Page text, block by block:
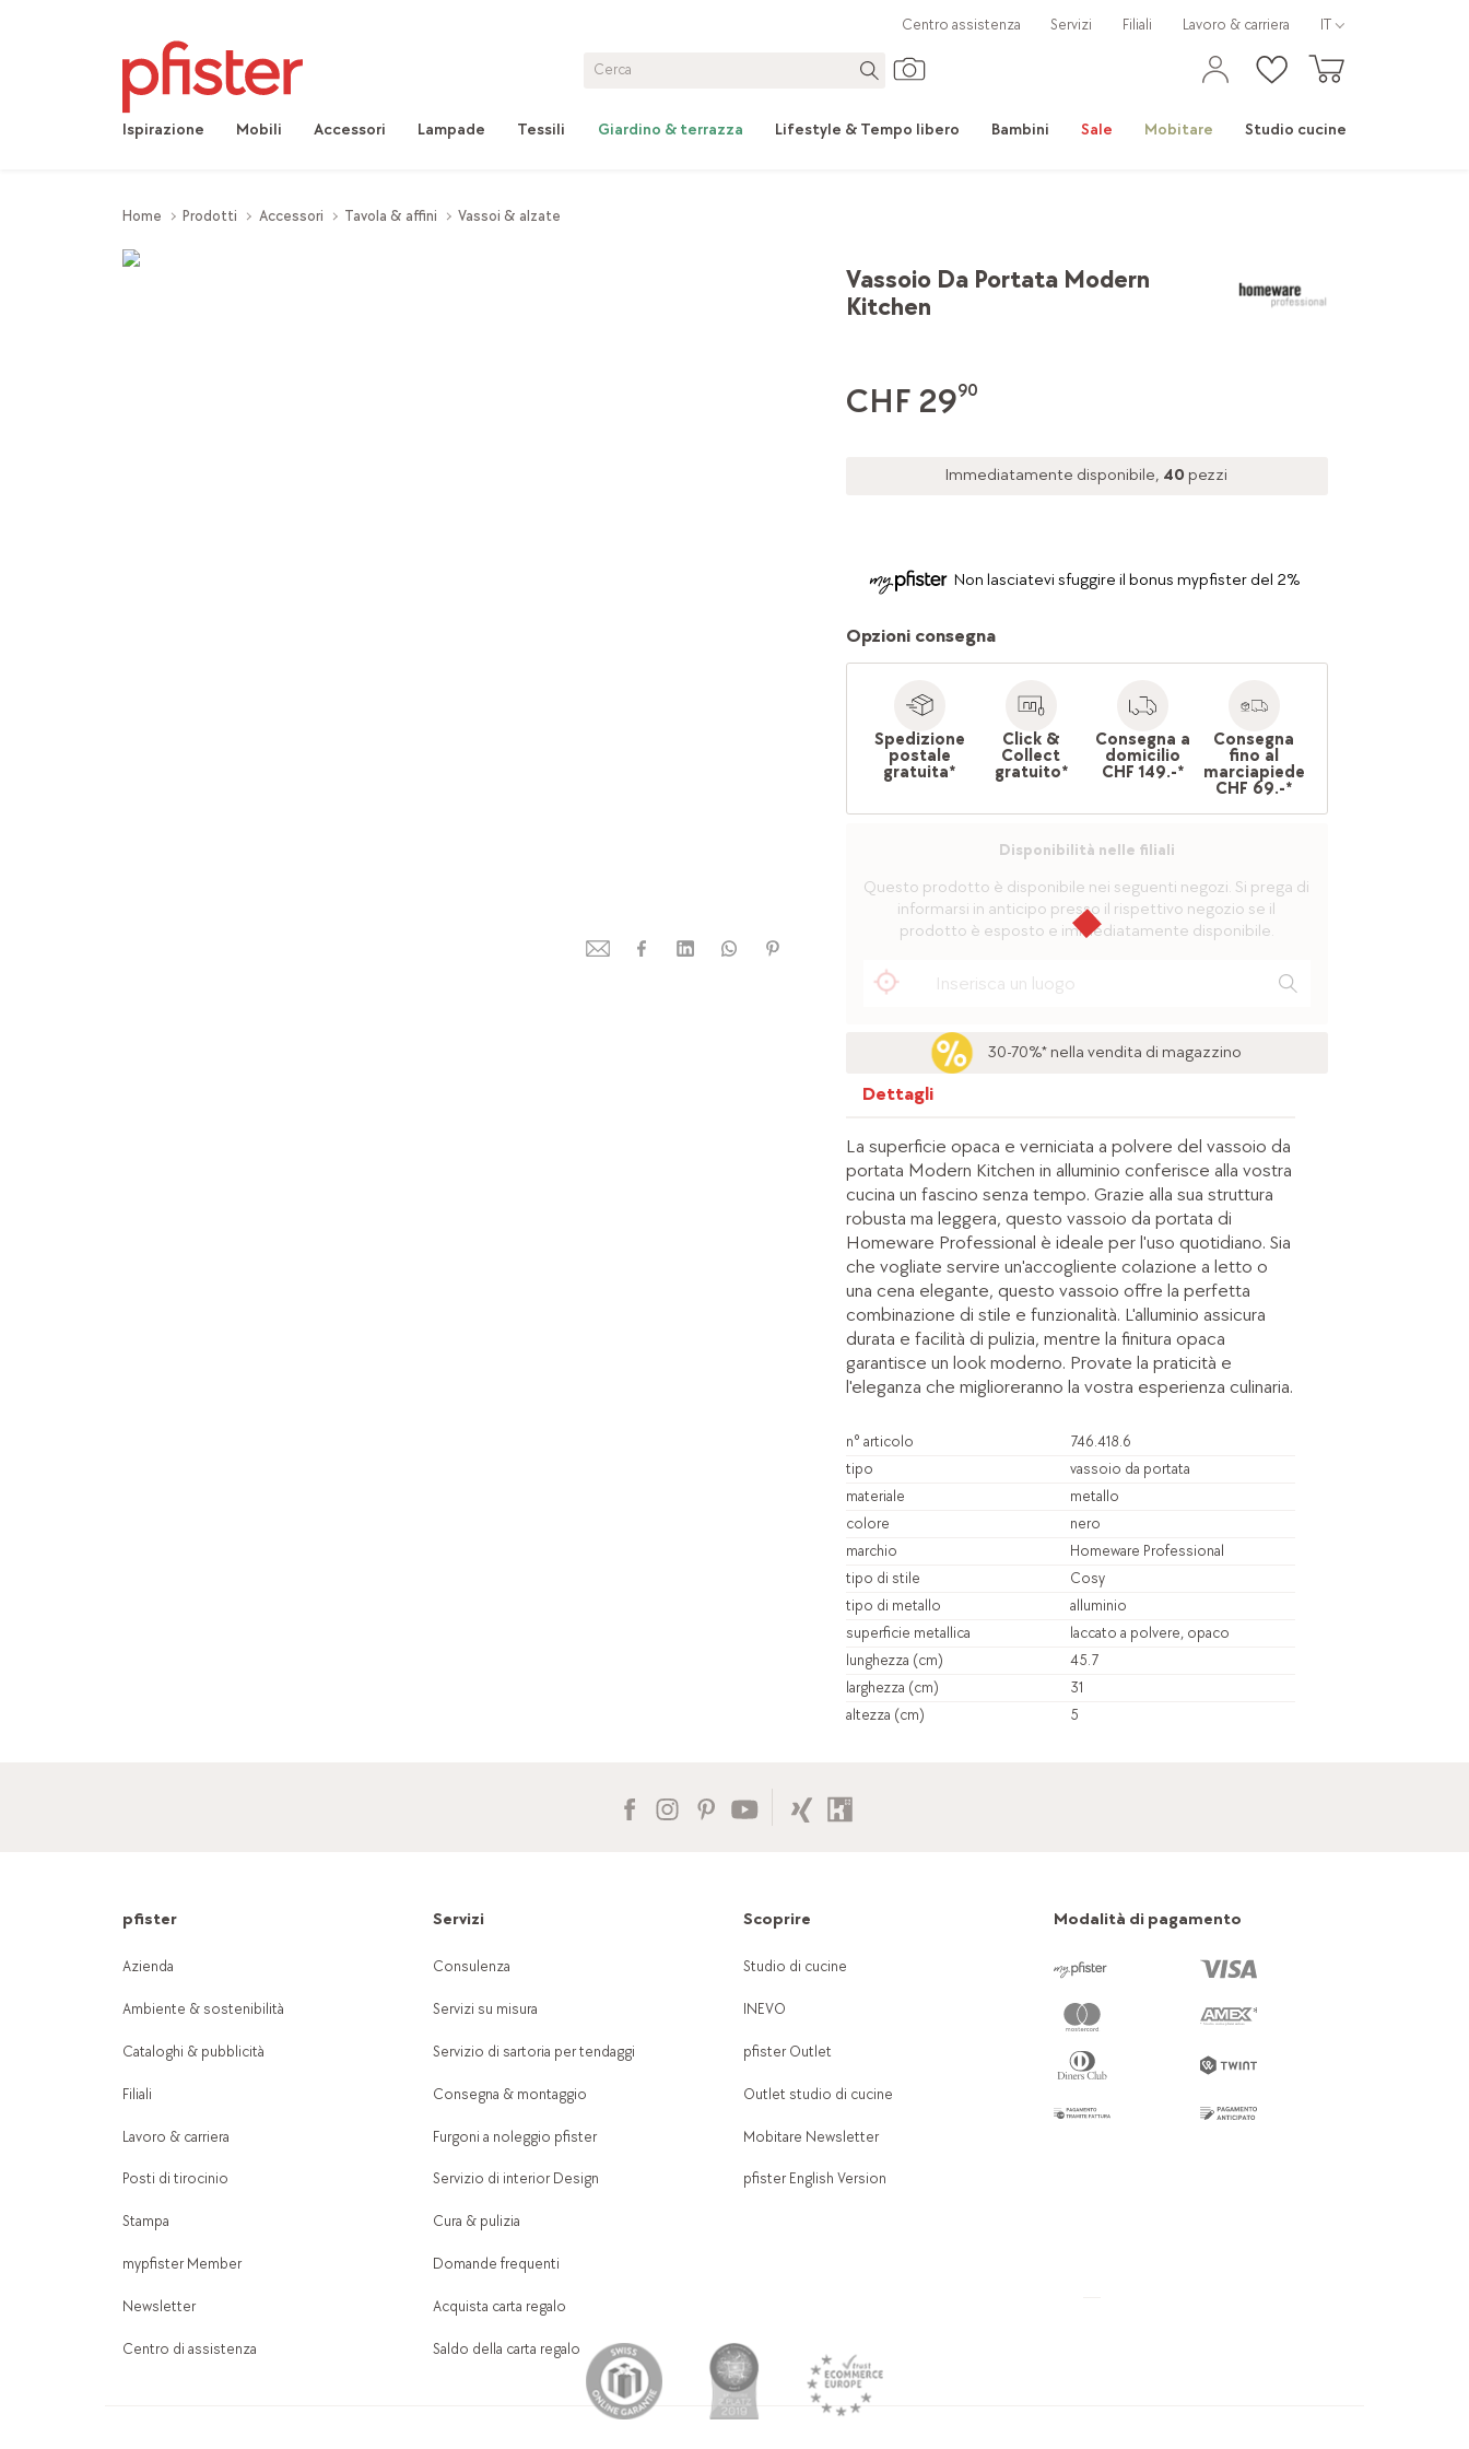
Ispirazione Mobili Accessori Lampade Tessili Giardino & terrazza Lifestyle & Tempo libero Bambini Sale Mobitare Studio cucine
Centro assistenza Servizi Filiali Lavoro & carriera IT
Home Prodotti Accessori Tavola & affini Vassoi & alzate
Vassoio Da Portata Modern
Kitchen
CHF 2990
Immediatamente disponibile, 40 pezzi
Non lasciatevi sfuggire il bonus mypfister del 2%
Opzioni consegna
Spedizione
postale
gratuita*
Click &
Collect
gratuito*
Consegna a
domicilio
CHF 149.-*
Consegna
fino al
marciapiede
CHF 69.-*
Disponibilità nelle filiali
Questo prodotto è disponibile nei seguenti negozi. Si prega di
informarsi in anticipo presso il rispettivo negozio se il
prodotto è esposto e immediatamente disponibile.
30-70%* nella vendita di magazzino
Dettagli
La superficie opaca e verniciata a polvere del vassoio da
portata Modern Kitchen in alluminio conferisce alla vostra
cucina un fascino senza tempo. Grazie alla sua struttura
robusta ma leggera, questo vassoio da portata di
Homeware Professional è ideale per l'uso quotidiano. Sia
che vogliate servire un'accogliente colazione a letto o
una cena elegante, questo vassoio offre la perfetta
combinazione di stile e funzionalità. L'alluminio assicura
durata e facilità di pulizia, mentre la finitura opaca
garantisce un look moderno. Provate la praticità e
l'eleganza che miglioreranno la vostra esperienza culinaria.
n° articolo
746.418.6
tipo
vassoio da portata
materiale
metallo
colore
nero
marchio
Homeware Professional
tipo di stile
Cosy
tipo di metallo
alluminio
superficie metallica
laccato a polvere, opaco
lunghezza (cm)
45.7
larghezza (cm)
31
altezza (cm)
5
pfister
Azienda
Ambiente & sostenibilità
Cataloghi & pubblicità
Filiali
Lavoro & carriera
Posti di tirocinio
Stampa
mypfister Member
Newsletter
Centro di assistenza
Servizi
Consulenza
Servizi su misura
Servizio di sartoria per tendaggi
Consegna & montaggio
Furgoni a noleggio pfister
Servizio di interior Design
Cura & pulizia
Domande frequenti
Acquista carta regalo
Saldo della carta regalo
Scoprire
Studio di cucine
INEVO
pfister Outlet
Outlet studio di cucine
Mobitare Newsletter
pfister English Version
Modalità di pagamento